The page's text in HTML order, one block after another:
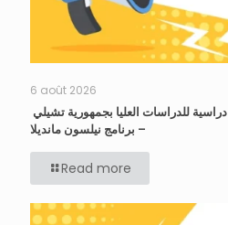
6 août 2026
– برنامج نيلسون مانديلا
Read more